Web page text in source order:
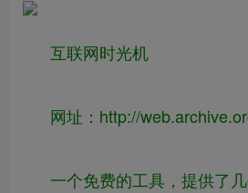
互联网时光机
网址： http://
一个免费的工具，提供了